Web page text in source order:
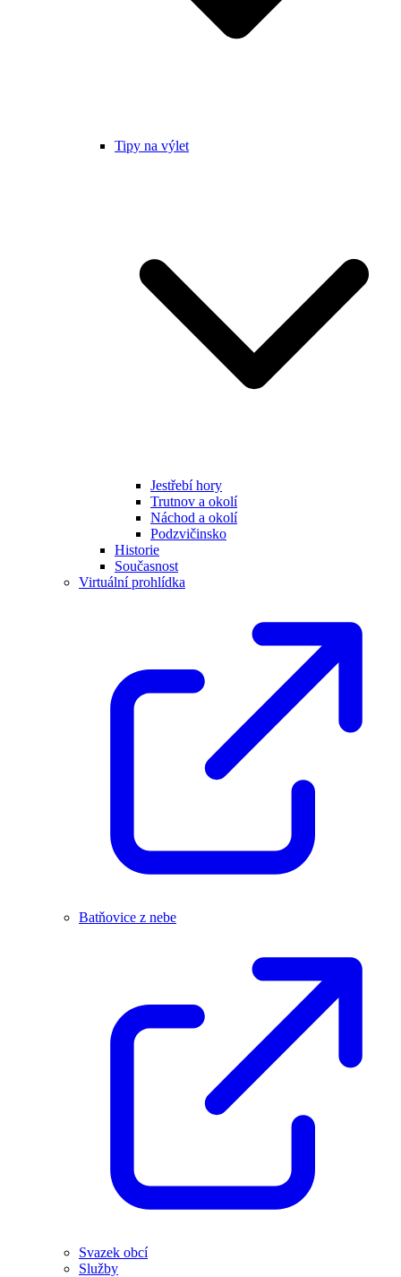
Tipy na výlet
Jestřebí hory
Trutnov a okolí
Náchod a okolí
Podzvičinsko
Historie
Současnost
Virtuální prohlídka
Batňovice z nebe
Svazek obcí
Služby